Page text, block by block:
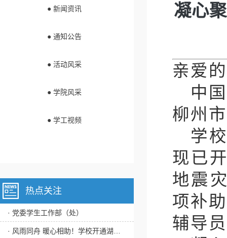
● 新闻资讯
● 通知公告
● 活动风采
● 学院风采
● 学工视频
热点关注
· 党委学生工作部（处）
凝心
亲爱
中
柳州
学
现已
地震
项补
辅导